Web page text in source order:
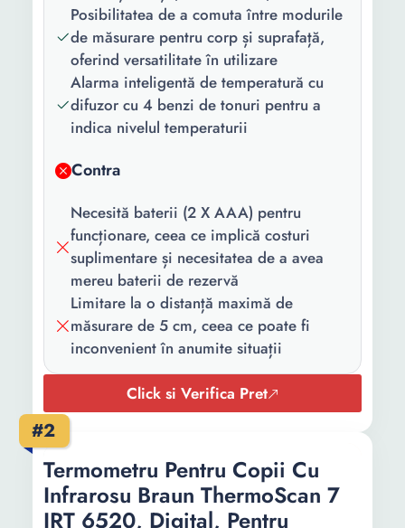
Durata de
masurare:
1 s
Distanta
maxima de
5 cm
Unitate de
masura:
Temperatura
minima
masurata:
34 C
Temperatura
maxima
masurata:
42.9 C
necesare:
2 X AAA
Lungime:
150 mm
Latime:
77 mm
Posibilitatea de a comuta între modurile
de măsurare pentru corp și suprafață,
oferind versatilitate în utilizare
Alarma inteligentă de temperatură cu
difuzor cu 4 benzi de tonuri pentru a
indica nivelul temperaturii
Contra
Necesită baterii (2 X AAA) pentru
funcționare, ceea ce implică costuri
suplimentare și necesitatea de a avea
mereu baterii de rezervă
Limitare la o distanță maximă de
măsurare de 5 cm, ceea ce poate fi
inconvenient în anumite situații
Click si Verifica Pret
#2
Termometru Pentru Copii Cu
Infrarosu Braun ThermoScan 7
IRT 6520, Digital, Pentru